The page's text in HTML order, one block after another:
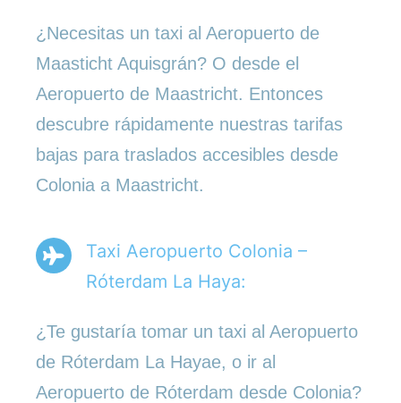
¿Necesitas un taxi al Aeropuerto de
Maasticht Aquisgrán? O desde el
Aeropuerto de Maastricht. Entonces
descubre rápidamente nuestras tarifas
bajas para traslados accesibles desde
Colonia a Maastricht.
Taxi Aeropuerto Colonia –
Róterdam La Haya:
¿Te gustaría tomar un taxi al Aeropuerto
de Róterdam La Hayae, o ir al
Aeropuerto de Róterdam desde Colonia?